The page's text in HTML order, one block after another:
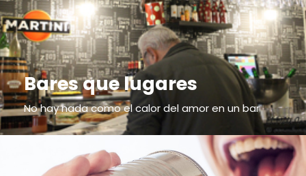
Bares que lugares
No hay nada como el calor del amor en un bar